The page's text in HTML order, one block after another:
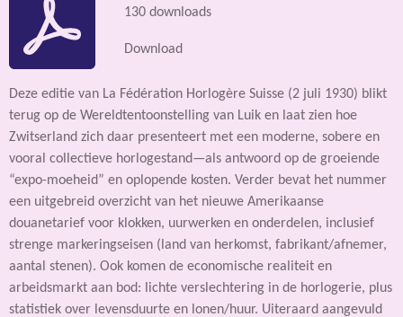
130 downloads
Download
Deze editie van La Fédération Horlogère Suisse (2 juli 1930) blikt
terug op de Wereldtentoonstelling van Luik en laat zien hoe
Zwitserland zich daar presenteert met een moderne, sobere en
vooral collectieve horlogestand—als antwoord op de groeiende
“expo-moeheid” en oplopende kosten. Verder bevat het nummer
een uitgebreid overzicht van het nieuwe Amerikaanse
douanetarief voor klokken, uurwerken en onderdelen, inclusief
strenge markeringseisen (land van herkomst, fabrikant/afnemer,
aantal stenen). Ook komen de economische realiteit en
arbeidsmarkt aan bod: lichte verslechtering in de horlogerie, plus
statistiek over levensduurte en lonen/huur. Uiteraard aangevuld